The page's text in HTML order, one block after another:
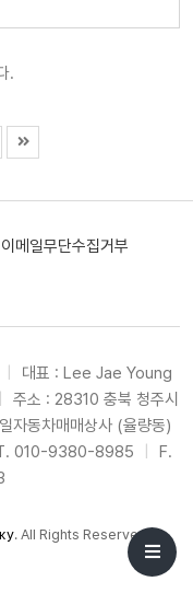
.
이메일무단수집거부
대표 : Lee Jae Young
주소 : 28310 충북 청주시
자동차매매상사 (율량동)
010-9380-8985
F.
. All Rights Reserved.